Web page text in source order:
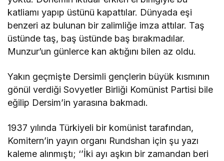
katliamı yapıp üstünü kapattılar. Dünyada eşi
benzeri az bulunan bir zalimliğe imza attılar. Taş
üstünde taş, baş üstünde baş bırakmadılar.
Munzur’un günlerce kan aktığını bilen az oldu.
Yakın geçmişte Dersimli gençlerin büyük kısmının
gönül verdiği Sovyetler Birliği Komünist Partisi bile
eğilip Dersim’in yarasına bakmadı.
1937 yılında Türkiyeli bir komünist tarafından,
Komitern’in yayın organı Rundshan için şu yazı
kaleme alınmıştı; ‘’İki ayı aşkın bir zamandan beri